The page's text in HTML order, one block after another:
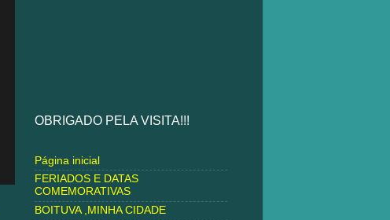
OBRIGADO PELA VISITA!!!
Página inicial
FERIADOS E DATAS
COMEMORATIVAS
BOITUVA ,MINHA CIDADE